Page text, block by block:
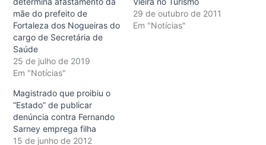
mãe do prefeito de
Fortaleza dos Nogueiras do
cargo de Secretária de
Saúde
25 de julho de 2019
Em "Notícias"
29 de outubro de 2011
Em "Notícias"
Magistrado que proibiu o
“Estado” de publicar
denúncia contra Fernando
Sarney emprega filha
15 de junho de 2012